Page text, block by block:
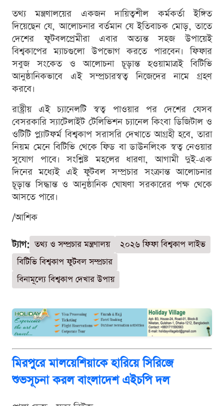
তথ্য মন্ত্রণালয়ের একজন দায়িত্বশীল কর্মকর্তা ইঙ্গিত
দিয়েছেন যে, আলোচনার বর্তমান যে ইতিবাচক মোড়, তাতে
দেশের ফুটবলপ্রেমীরা এবার অত্যন্ত সহজ উপায়েই
বিশ্বকাপের ম্যাচগুলো উপভোগ করতে পারবেন। ফিফার
সবুজ সংকেত ও আলোচনা চূড়ান্ত হওয়ামাত্রই বিটিভি
আনুষ্ঠানিকভাবে এই সম্প্রচারস্বত্ব নিজেদের নামে গ্রহণ
করবে।
রাষ্ট্রীয় এই চ্যানেলটি স্বত্ব পাওয়ার পর দেশের যেসব
বেসরকারি স্যাটেলাইট টেলিভিশন চ্যানেল কিংবা ডিজিটাল ও
ওটিটি প্ল্যাটফর্ম বিশ্বকাপ সরাসরি দেখাতে আগ্রহী হবে, তারা
নিয়ম মেনে বিটিভি থেকে ফিড বা ডাউনলিংক স্বত্ব নেওয়ার
সুযোগ পাবে। সংশ্লিষ্ট মহলের ধারণা, আগামী দুই-এক
দিনের মধ্যেই এই ফুটবল সম্প্রচার সংক্রান্ত আলোচনার
চূড়ান্ত সিদ্ধান্ত ও আনুষ্ঠানিক ঘোষণা সরকারের পক্ষ থেকে
আসতে পারে।
/আশিক
ট্যাগ: তথ্য ও সম্প্রচার মন্ত্রণালয়
২০২৬ ফিফা বিশ্বকাপ লাইভ
বিটিভি বিশ্বকাপ ফুটবল সম্প্রচার
বিনামূল্যে বিশ্বকাপ দেখার উপায়
মিরপুরে মালয়েশিয়াকে হারিয়ে সিরিজে
শুভসূচনা করল বাংলাদেশ এইচপি দল